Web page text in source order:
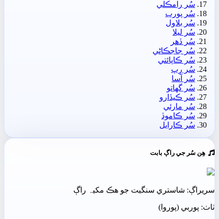
سُر رامڪلي
سُر پورب
سُر بلاول
سُر ليلا
سُر ڏھر
سُر جاجڪاڻي
سُر ڪاپائتي
سُر رِپ
سُر آسا
سُر گهاتو
سُر ڪيڏارو
سُر مارئي
سُر ڪاموڏ
سُر ڪارايل
ھِن سُر جي راڳ بابت
سريراڳ: شاستري سنگيت جو ھڪ مکيہ راڳ
ٺاٺ: پوربي (پوروا)